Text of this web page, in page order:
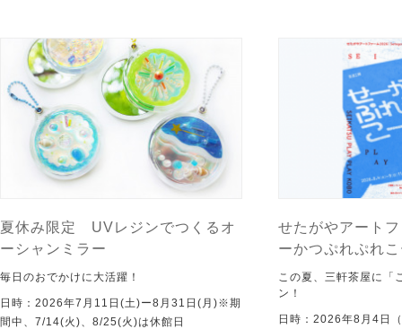
夏休み限定 UVレジンでつくるオ
ーシャンミラー
毎日のおでかけに大活躍！
日時：2026年7月11日(土)ー8月31日(月)※期
間中、7/14(火)、8/25(火)は休館日
せたがやアート
ーかつぷれぷれ
この夏、三軒茶屋に「
ン！
日時：2026年8月4日